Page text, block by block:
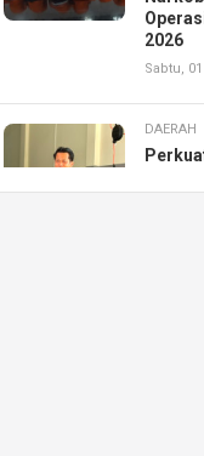
2026
Sabtu,
DAERAH